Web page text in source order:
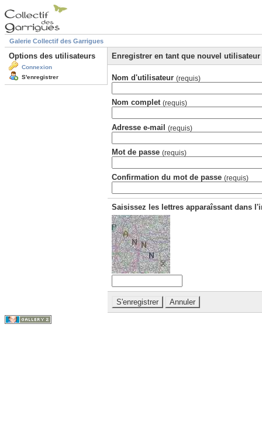
Galerie Collectif des Garrigues
Options des utilisateurs
Connexion
S'enregistrer
Enregistrer en tant que nouvel utilisateur
Nom d'utilisateur (requis)
Nom complet (requis)
Adresse e-mail (requis)
Mot de passe (requis)
Confirmation du mot de passe (requis)
Saisissez les lettres apparaîssant dans